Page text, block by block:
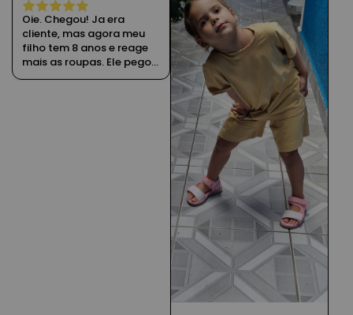
Oie. Chegou! Ja era
cliente, mas agora meu
filho tem 8 anos e reage
mais as roupas. Ele pegou
nas camisetas e ficou